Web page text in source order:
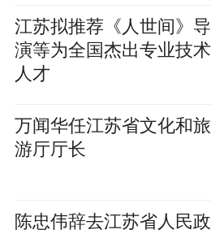
江苏拟推荐《人世间》导
演等为全国杰出专业技术
人才
万闻华任江苏省文化和旅
游厅厅长
陈忠伟辞去江苏省人民政